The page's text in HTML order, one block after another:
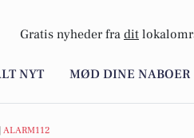
Gratis nyheder fra dit
NYT MØD DINE NABOER
ALARM112